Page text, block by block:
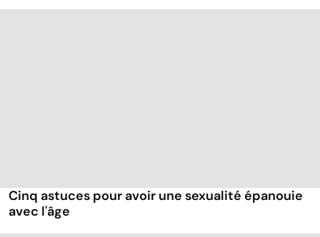
Cinq astuces pour avoir une sexualité épanouie
avec l'âge